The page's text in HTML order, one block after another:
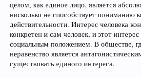
целом, как единое лицо, является
нисколько не способствует пониманию
действительности. Интерес человека
конкретен и сам человек, и этот интерес
социальным положением. В обществе,
неравенство является
существовать единого интереса.